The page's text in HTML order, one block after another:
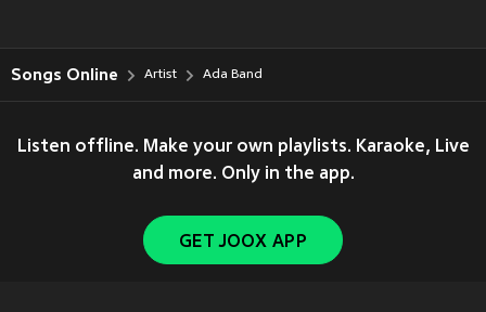
Songs Online Artist Ada Band
Listen offline. Make your own playlists. Karaoke, Live
and more. Only in the app.
GET JOOX APP